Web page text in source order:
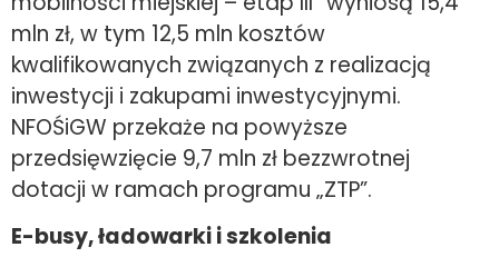
mln zł, w tym 12,5 mln kosztów
kwalifikowanych związanych z realizacją
inwestycji i zakupami inwestycyjnymi.
NFOŚiGW przekaże na powyższe
przedsięwzięcie 9,7 mln zł bezzwrotnej
dotacji w ramach programu „ZTP”.
E-busy, ładowarki i szkolenia